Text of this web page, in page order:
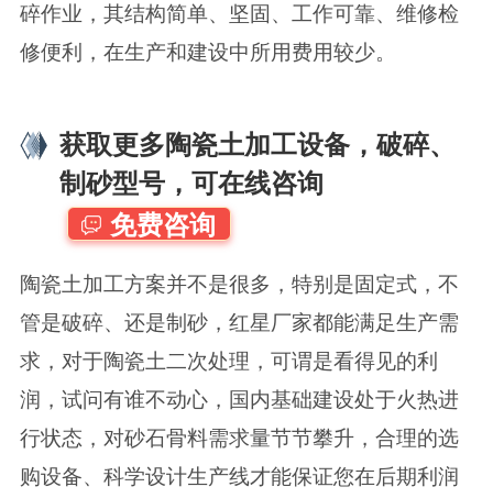
碎作业，其结构简单、坚固、工作可靠、维修检
修便利，在生产和建设中所用费用较少。
获取更多陶瓷土加工设备，破碎、
制砂型号，可在线咨询
免费咨询
陶瓷土加工方案并不是很多，特别是固定式，不
管是破碎、还是制砂，红星厂家都能满足生产需
求，对于陶瓷土二次处理，可谓是看得见的利
润，试问有谁不动心，国内基础建设处于火热进
行状态，对砂石骨料需求量节节攀升，合理的选
购设备、科学设计生产线才能保证您在后期利润